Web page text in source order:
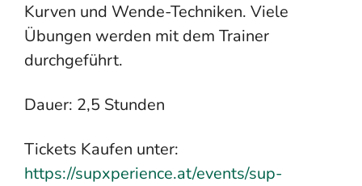
Kurven und Wende-Techniken. Viele
Übungen werden mit dem Trainer
durchgeführt.
Dauer: 2,5 Stunden
Tickets Kaufen unter:
https://supxperience.at/events/sup-